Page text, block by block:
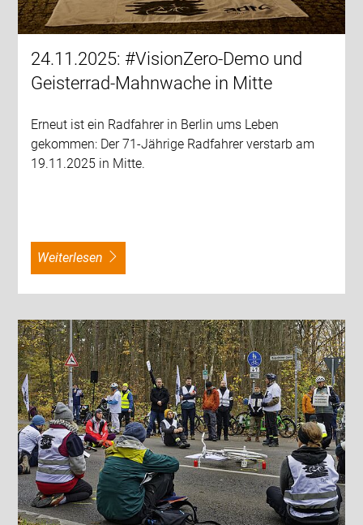
24.11.2025: #VisionZero-Demo und
Geisterrad-Mahnwache in Mitte
Erneut ist ein Radfahrer in Berlin ums Leben
gekommen: Der 71-Jährige Radfahrer verstarb am
19.11.2025 in Mitte.
weiterlesen